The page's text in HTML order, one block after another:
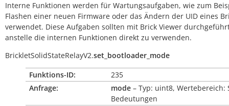
Interne Funktionen werden für Wartungsaufgaben, wie zum
Flashen einer neuen Firmware oder das Ändern der UID eines
verwendet. Diese Aufgaben sollten mit Brick Viewer
anstelle die internen Funktionen direkt zu verwenden.
BrickletSolidStateRelayV2.set_bootloader_mode
Funktions-ID:
235
Anfrage:
mode – Typ: uint8, Wertebereich:
Bedeutungen